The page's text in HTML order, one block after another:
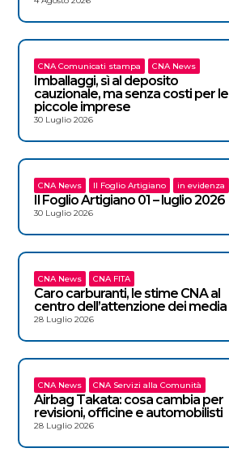
CNA Comunicati stampa CNA News
Imballaggi, sì al deposito
cauzionale, ma senza costi per le
piccole imprese
30 Luglio 2026
CNA News Il Foglio Artigiano in evidenza
Il Foglio Artigiano 01 – luglio 2026
30 Luglio 2026
CNA News CNA FITA
Caro carburanti, le stime CNA al
centro dell’attenzione dei media
28 Luglio 2026
CNA News CNA Servizi alla Comunità
Airbag Takata: cosa cambia per
revisioni, officine e automobilisti
28 Luglio 2026